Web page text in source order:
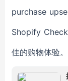
purchase
Shopify
佳的购物体验。